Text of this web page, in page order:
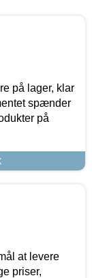
på lager, klar
spænder
på
at levere
priser,